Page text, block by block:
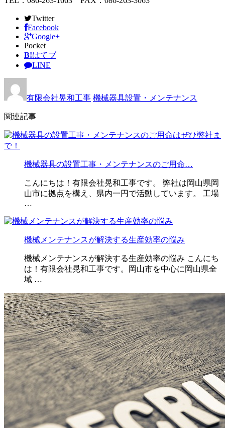
Twitter
Facebook
Google+
Pocket
B!はてブ
LINE
有限会社晃和工事 機械器具設置・メンテナンス
関連記事
機械器具の設置工事・メンテナンスのご用命…
こんにちは！有限会社晃和工事です。 弊社は岡山県岡
山市に拠点を構え、県内一円で活動しています。 工場
…
機械メンテナンスが解決する生産効率の悩み
機械メンテナンスが解決する生産効率の悩み こんにち
は！有限会社晃和工事です。岡山市を中心に岡山県全
域 …